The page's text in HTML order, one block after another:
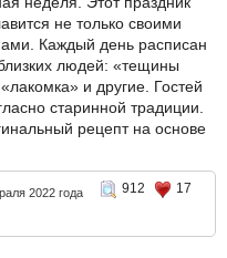
не только своими
Каждый день расписан
людей: «тещины
и другие. Гостей
старинной традиции.
рецепт на основе
2022 года 912
17